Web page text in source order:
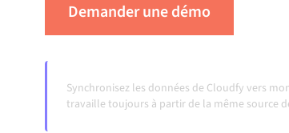
Demander une démo
Synchronisez les données de Cloudfy vers
travaille toujours à partir de la même source